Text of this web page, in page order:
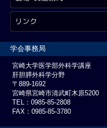
学会事務局
宮崎大学医学部外科学講座
肝胆膵外科学分野
〒889-1692
宮崎県宮崎市清武町木原5200
TEL：0985-85-2808
FAX：0985-85-3780